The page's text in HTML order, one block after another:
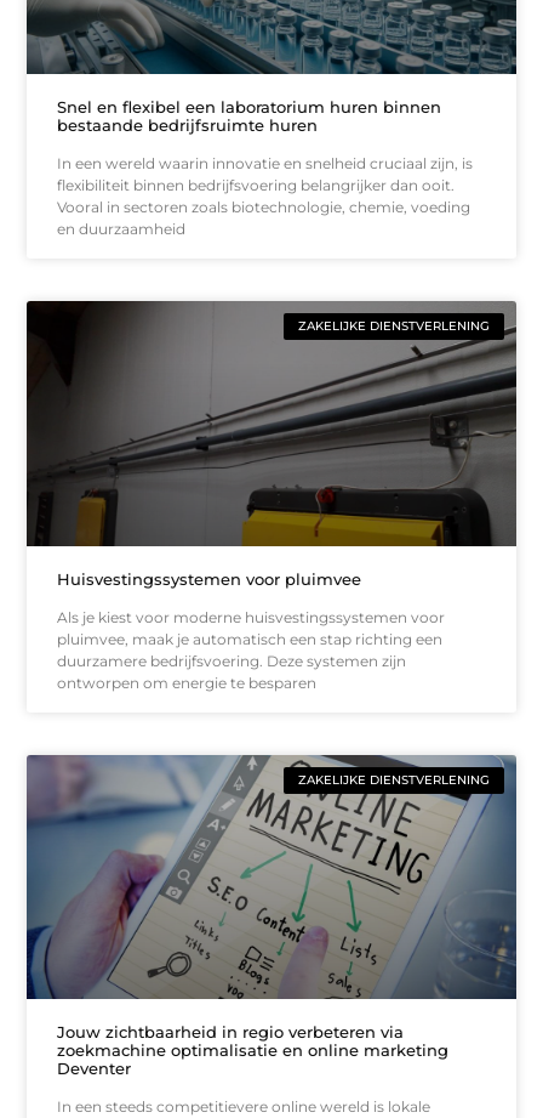
Snel en flexibel een laboratorium huren binnen
bestaande bedrijfsruimte huren
In een wereld waarin innovatie en snelheid cruciaal zijn, is
flexibiliteit binnen bedrijfsvoering belangrijker dan ooit.
Vooral in sectoren zoals biotechnologie, chemie, voeding
en duurzaamheid
ZAKELIJKE DIENSTVERLENING
Huisvestingssystemen voor pluimvee
Als je kiest voor moderne huisvestingssystemen voor
pluimvee, maak je automatisch een stap richting een
duurzamere bedrijfsvoering. Deze systemen zijn
ontworpen om energie te besparen
ZAKELIJKE DIENSTVERLENING
Jouw zichtbaarheid in regio verbeteren via
zoekmachine optimalisatie en online marketing
Deventer
In een steeds competitievere online wereld is lokale